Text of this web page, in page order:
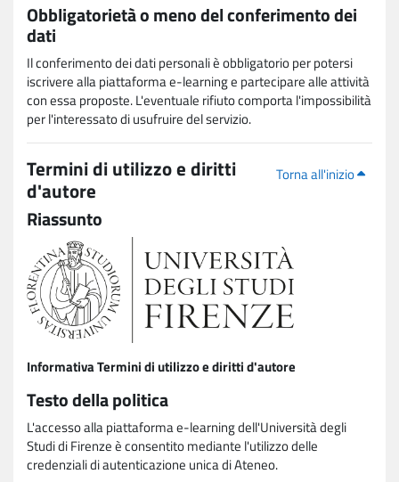
Obbligatorietà o meno del conferimento dei
dati
Il conferimento dei dati personali è obbligatorio per potersi
iscrivere alla piattaforma e-learning e partecipare alle attività
con essa proposte. L'eventuale rifiuto comporta l'impossibilità
per l'interessato di usufruire del servizio.
Torna all'inizio
Termini di utilizzo e diritti
d'autore
Riassunto
Informativa Termini di utilizzo e diritti d'autore
Testo della politica
L'accesso alla piattaforma e-learning dell'Università degli
Studi di Firenze è consentito mediante l'utilizzo delle
credenziali di autenticazione unica di Ateneo.